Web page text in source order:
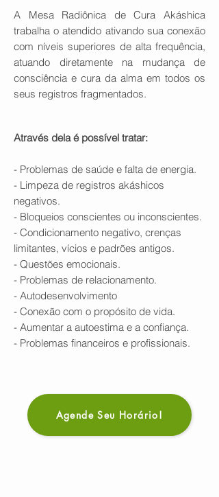
A Mesa Radiônica de Cura Akáshica
trabalha o atendido ativando sua conexão
com níveis superiores de alta frequência,
atuando diretamente na mudança de
consciência e cura da alma em todos os
seus registros fragmentados.
Através dela é possível tratar:
- Problemas de saúde e falta de energia.
- Limpeza de registros akáshicos
negativos.
- Bloqueios conscientes ou inconscientes.
- Condicionamento negativo, crenças
limitantes, vícios e padrões antigos.
- Questões emocionais.
- Problemas de relacionamento.
- Autodesenvolvimento
- Conexão com o propósito de vida.
- Aumentar a autoestima e a confiança.
- Problemas financeiros e profissionais.
Agende Seu Horário!